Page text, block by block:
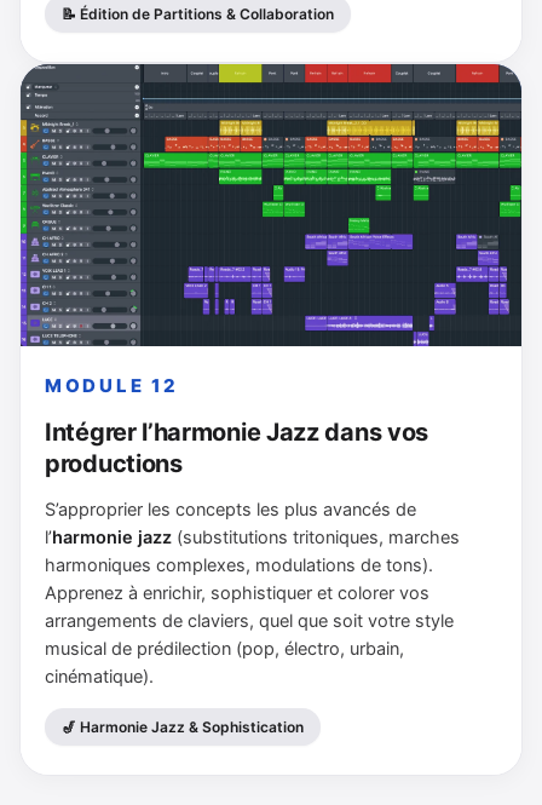
📝 Édition de Partitions & Collaboration
MODULE 12
Intégrer l’harmonie Jazz dans vos
productions
S’approprier les concepts les plus avancés de
l’harmonie jazz (substitutions tritoniques, marches
harmoniques complexes, modulations de tons).
Apprenez à enrichir, sophistiquer et colorer vos
arrangements de claviers, quel que soit votre style
musical de prédilection (pop, électro, urbain,
cinématique).
🎷 Harmonie Jazz & Sophistication